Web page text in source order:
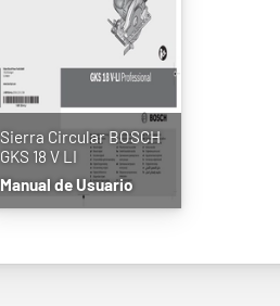
Sierra Circular BOSCH
GKS 18 V LI
Manual de Usuario